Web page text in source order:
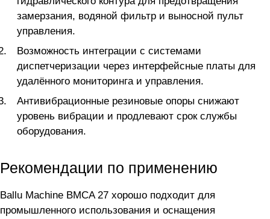
замерзания, водяной фильтр и выносной пульт
управления.
Возможность интеграции с системами
диспетчеризации через интерфейсные платы для
удалённого мониторинга и управления.
Антивибрационные резиновые опоры снижают
уровень вибрации и продлевают срок службы
оборудования.
Рекомендации по применению
Ballu Machine BMCA 27 хорошо подходит для
промышленного использования и оснащения